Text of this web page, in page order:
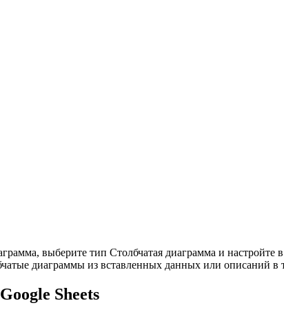
выберите тип Столбчатая диаграмма и настройте
диаграммы из вставленных данных или описаний в
Sheets